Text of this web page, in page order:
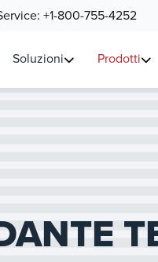
+1-800-755-4252
Soluzioni Prodotti